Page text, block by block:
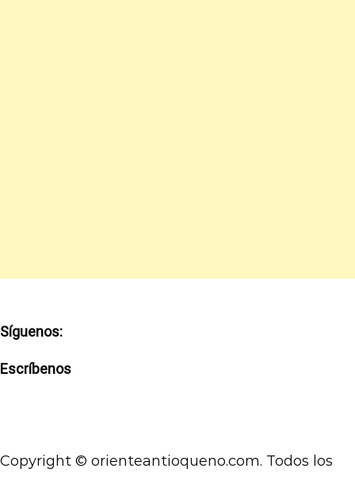
Síguenos:
Escríbenos
Copyright © orienteantioqueno.com. Todos los